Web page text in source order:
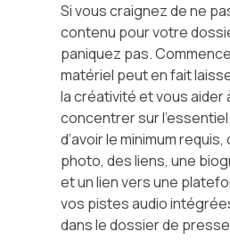
Si vous craignez de ne
contenu pour votre
paniquez pas.
matériel peut en fait
la créativité et vous aider
concentrer sur
d’avoir le minimum
photo, des liens, une
et un lien vers une
vos pistes audio
dans le dossier de